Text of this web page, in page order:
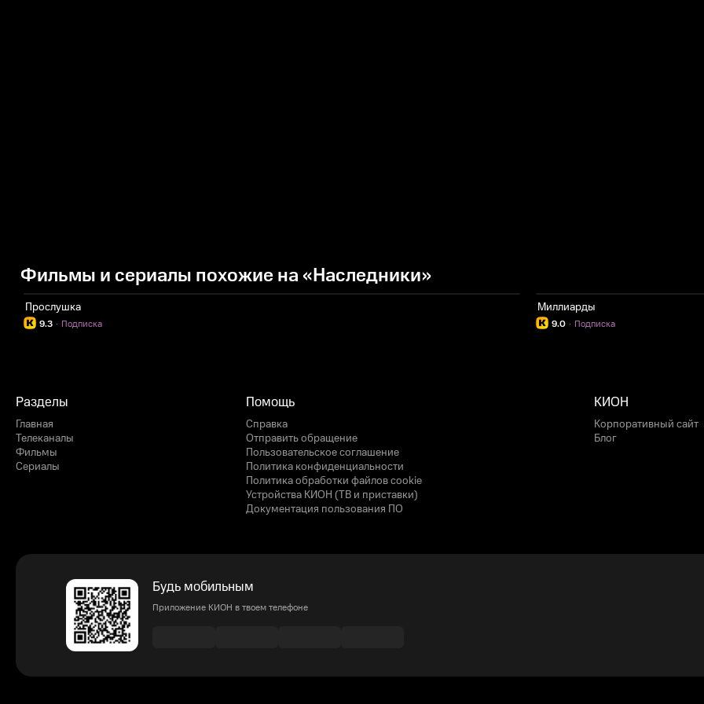
Фильмы и сериалы похожие на «Наследники»
Прослушка
9.3 Подписка
·
Миллиарды
9.0 Подписка
·
Разделы
Главная
Телеканалы
Фильмы
Сериалы
Помощь
Справка
Отправить обращение
Пользовательское соглашение
Политика конфиденциальности
Политика обработки файлов cookie
Устройства КИОН (ТВ и приставки)
Документация пользования ПО
КИОН
Корпоративный сайт
Блог
Будь мобильным
Приложение КИОН в твоем телефоне